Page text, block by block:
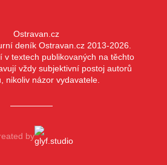
deník Ostravan.cz 2013-2026.
v textech publikovaných na těchto
vždy subjektivní postoj autorů
nikoliv názor vydavatele.
by